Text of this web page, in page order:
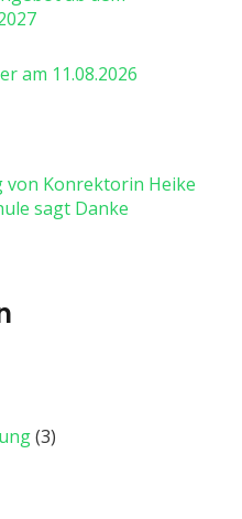
am 11.08.2026
von Konrektorin Heike
sagt Danke
(3)